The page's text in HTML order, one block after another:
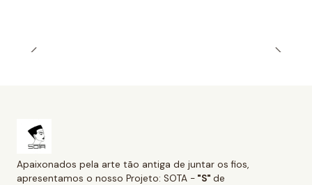
Apaixonados pela arte tão antiga de juntar os fios,
apresentamos o nosso Projeto: SOTA - "S" de